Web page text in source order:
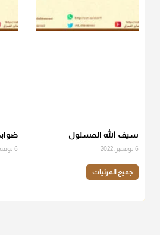
منذ 3 شهر
سيف الله المسلول
6 نوفمبر، 2022 6 نوفمبر، 2022
جميع المرئيات